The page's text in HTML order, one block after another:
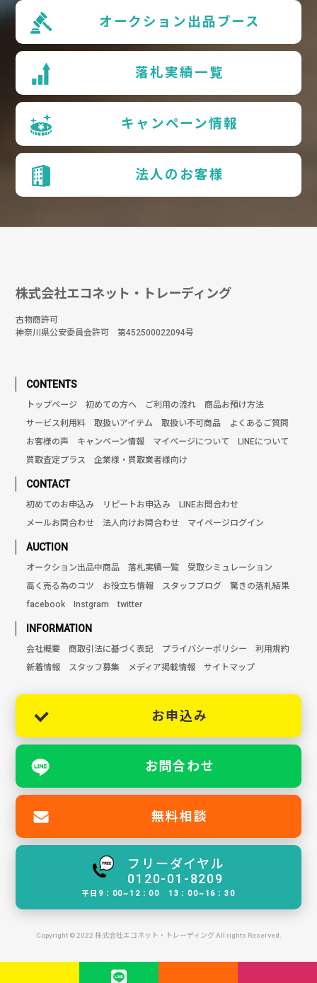
オークション出品ブース
落札実績一覧
キャンペーン情報
法人のお客様
株式会社エコネット・トレーディング
古物商許可
神奈川県公安委員会許可 第452500022094号
CONTENTS
トップページ 初めての方へ ご利用の流れ
商品お預け方法
サービス利用料
取扱いアイテム 取扱い不可商品
よくあるご質問
お客様の声
キャンペーン情報 マイページについて
LINEについて
買取査定プラス
企業様・買取業者様向け
CONTACT
初めてのお申込み リピートお申込み
LINEお問合わせ
メールお問合わせ
法人向けお問合わせ マイページログイン
AUCTION
オークション出品中商品 落札実績一覧
受取シミュレーション
高く売る為のコツ
お役立ち情報 スタッフブログ
驚きの落札結果
facebook
Instgram twitter
INFORMATION
会社概要 商取引法に基づく表記 プライバシーポリシー
利用規約
新着情報
スタッフ募集 メディア掲載情報 サイトマップ
お申込み
お問合わせ
無料相談
フリーダイヤル
0120-01-8209
平日9：00~12：00 13：00~16：30
Copyright © 2022 株式会社エコネット・トレーディング All rights Reserved.